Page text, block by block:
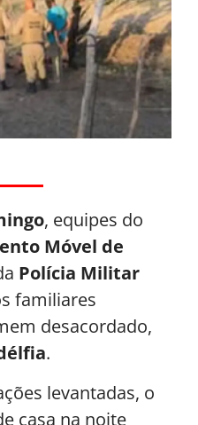
, equipes do
Móvel de
Polícia Militar
familiares
desacordado,
.
levantadas, o
casa na noite